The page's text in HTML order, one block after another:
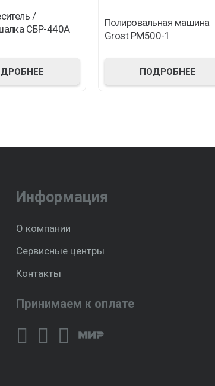
/
СБР-440А
Полировальная машина
Grost PM500-1
ПОДРОБНЕЕ
Информация
О компании
Сервисные центры
Контакты
Принимаем к оплате